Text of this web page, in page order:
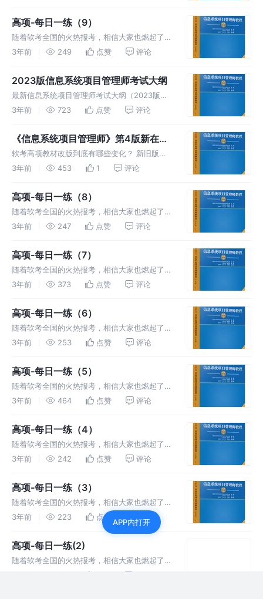
高项-每日一练（9）
随着软考全国的火热报考，相信大家也燃起了必
胜的斗志，备战高项，每日一练，提高信息系统
3年前 249 点赞 评论
2023版信息系统项目管理师考试大纲
最新信息系统项目管理师考试大纲（2023版）
于2022年审定通过，2023年3月1日出版发行。
试大纲出题。
3年前 723 点赞 评论
《信息系统项目管理师》第4版新在哪
里
软考高项教材改版到底有哪些变化？ 新旧版教
程对比，新增考点详细解读。 高项复习路径，
3年前 453 1 评论
高项-每日一练（8）
随着软考全国的火热报考，相信大家也燃起了必
胜的斗志，备战高项，每日一练，提高信息系统
3年前 247 点赞 评论
高项-每日一练（7）
随着软考全国的火热报考，相信大家也燃起了必
胜的斗志，备战高项，每日一练，提高信息系统
3年前 373 点赞 评论
高项-每日一练（6）
随着软考全国的火热报考，相信大家也燃起了必
胜的斗志，备战高项，每日一练，提高信息系统
3年前 253 点赞 评论
高项-每日一练（5）
随着软考全国的火热报考，相信大家也燃起了必
胜的斗志，备战高项，每日一练，提高信息系统
3年前 464 点赞 评论
高项-每日一练（4）
随着软考全国的火热报考，相信大家也燃起了必
胜的斗志，备战高项，每日一练，提高信息系统
3年前 242 点赞 评论
高项-每日一练（3）
随着软考全国的火热报考，相信大家也燃起了必
胜的斗志，备战高项，每日一练，提高信息系统
项目管理方面的知识和能力。
3年前 223 点赞 评论
高项-每日一练(2)
随着软考全国的火热报考，相信大家也燃起了必
胜的斗志，备战高项，每日一练，提高信息系统
APP内打开